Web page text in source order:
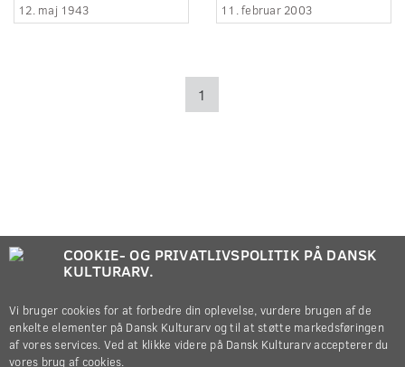
12. maj 1943
11. februar 2003
1
COOKIE- OG PRIVATLIVSPOLITIK PÅ DANSK
KULTURARV.
Vi bruger cookies for at forbedre din oplevelse, vurdere brugen af de
enkelte elementer på Dansk Kulturarv og til at støtte markedsføringen
af vores services. Ved at klikke videre på Dansk Kulturarv accepterer du
vores brug af cookies.